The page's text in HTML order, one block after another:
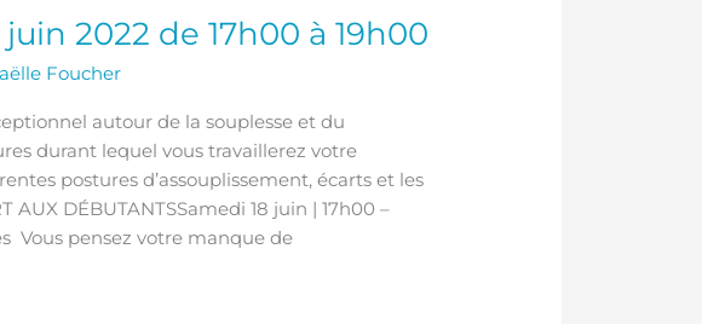
2022 de 17h00 à 19h00
Foucher
autour de la souplesse et du
durant lequel vous travaillerez votre
postures d’assouplissement, écarts et les
AUX DÉBUTANTSSamedi 18 juin | 17h00 –
Vous pensez votre manque de